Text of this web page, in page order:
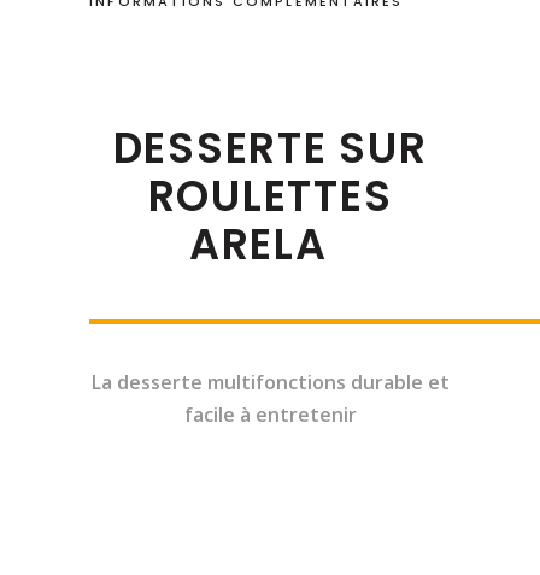
DESSERTE SUR
ROULETTES
ARELA
La desserte multifonctions durable et
facile à entretenir